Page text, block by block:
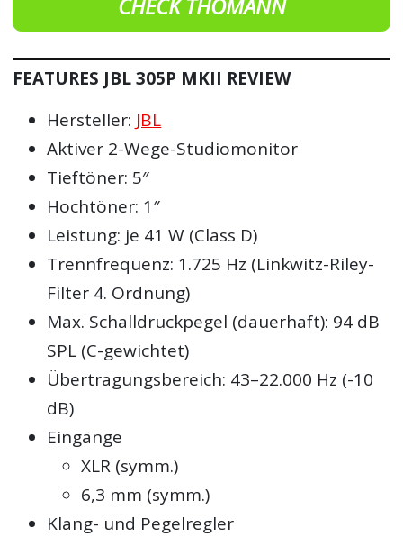
CHECK THOMANN
FEATURES JBL 305P MKII REVIEW
Hersteller: JBL
Aktiver 2-Wege-Studiomonitor
Tieftöner: 5″
Hochtöner: 1″
Leistung: je 41 W (Class D)
Trennfrequenz: 1.725 Hz (Linkwitz-Riley-
Filter 4. Ordnung)
Max. Schalldruckpegel (dauerhaft): 94 dB
SPL (C-gewichtet)
Übertragungsbereich: 43–22.000 Hz (-10
dB)
Eingänge
XLR (symm.)
6,3 mm (symm.)
Klang- und Pegelregler